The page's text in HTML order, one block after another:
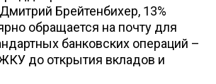
Брейтенбихер, 13%
обращается на почту для
банковских операций –
до открытия вкладов и